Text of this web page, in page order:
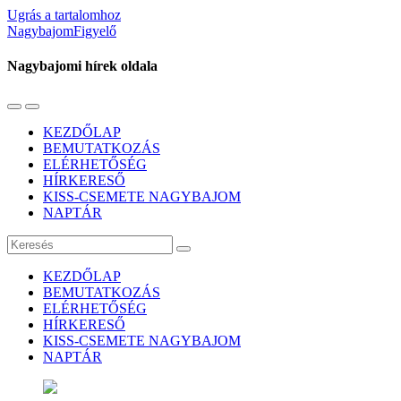
Ugrás a tartalomhoz
NagybajomFigyelő
Nagybajomi hírek oldala
Váltás
mobil
menüre
Használja
keresés
mezőt
KEZDŐLAP
BEMUTATKOZÁS
ELÉRHETŐSÉG
HÍRKERESŐ
KISS-CSEMETE NAGYBAJOM
NAPTÁR
Keresés
KEZDŐLAP
BEMUTATKOZÁS
ELÉRHETŐSÉG
HÍRKERESŐ
KISS-CSEMETE NAGYBAJOM
NAPTÁR